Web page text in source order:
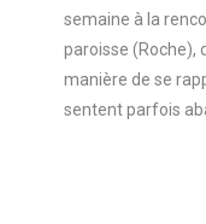
semaine à la
paroisse (Roche),
manière de se
sentent parfois